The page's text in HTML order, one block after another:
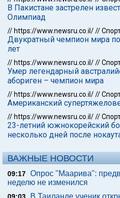
В Пакистане застрелен
Олимпиад
// https://www.newsru.co.il///
Двукратный чемпион мира
лет
// https://www.newsru.co.il///
Умер легендарный
абориген – чемпион мира
// https://www.newsru.co.il///
Американский
// https://www.newsru.co.il///
23-летний южнокорейский
несколько дней после
ВАЖНЫЕ НОВОСТИ
09:17 Опрос "Mаарива":
неделю не изменился
В Таиланде ученик